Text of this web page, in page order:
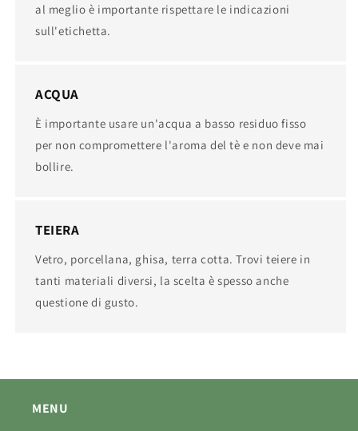
al meglio è importante rispettare le indicazioni
sull'etichetta.
ACQUA
È importante usare un'acqua a basso residuo fisso
per non compromettere l'aroma del tè e non deve mai
bollire.
TEIERA
Vetro, porcellana, ghisa, terra cotta. Trovi teiere in
tanti materiali diversi, la scelta è spesso anche
questione di gusto.
MENU